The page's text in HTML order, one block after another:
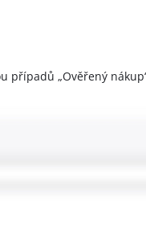
případů „Ověřený